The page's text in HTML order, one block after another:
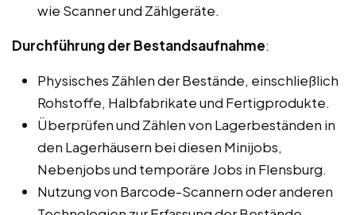
wie Scanner und Zählgeräte.
Durchführung der Bestandsaufnahme:
Physisches Zählen der Bestände, einschließlich
Rohstoffe, Halbfabrikate und Fertigprodukte.
Überprüfen und Zählen von Lagerbeständen in
den Lagerhäusern bei diesen Minijobs,
Nebenjobs und temporäre Jobs in Flensburg.
Nutzung von Barcode-Scannern oder anderen